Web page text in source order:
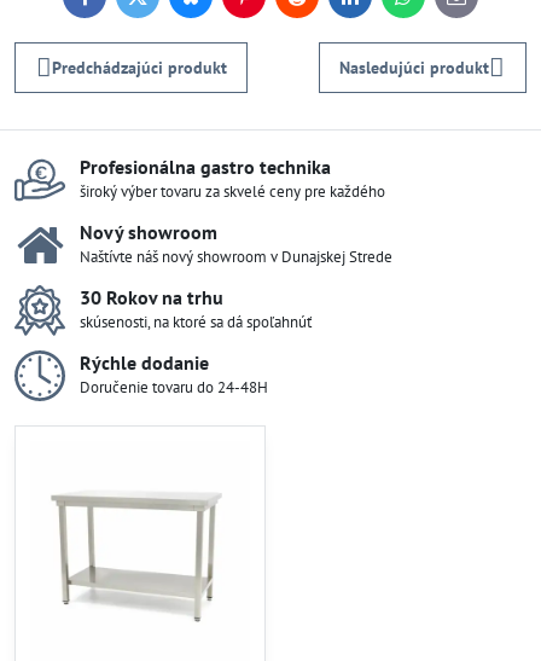
mail
Predchádzajúci produkt Nasledujúci produkt
Profesionálna gastro technika
široký výber tovaru za skvelé ceny pre každého
Nový showroom
Naštívte náš nový showroom v Dunajskej Strede
30 Rokov na trhu
skúsenosti, na ktoré sa dá spoľahnúť
Rýchle dodanie
Doručenie tovaru do 24-48H